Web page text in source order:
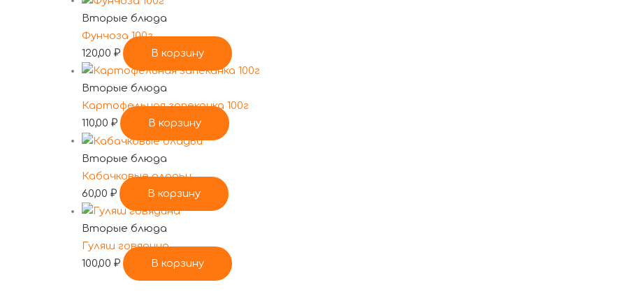
Вторые блюда
Фунчоза 100г
120,00 ₽ В корзину
Вторые блюда
Картофельная запеканка 100г
110,00 ₽ В корзину
Вторые блюда
Кабачковые оладьи
60,00 ₽ В корзину
Вторые блюда
Гуляш говядина
100,00 ₽ В корзину